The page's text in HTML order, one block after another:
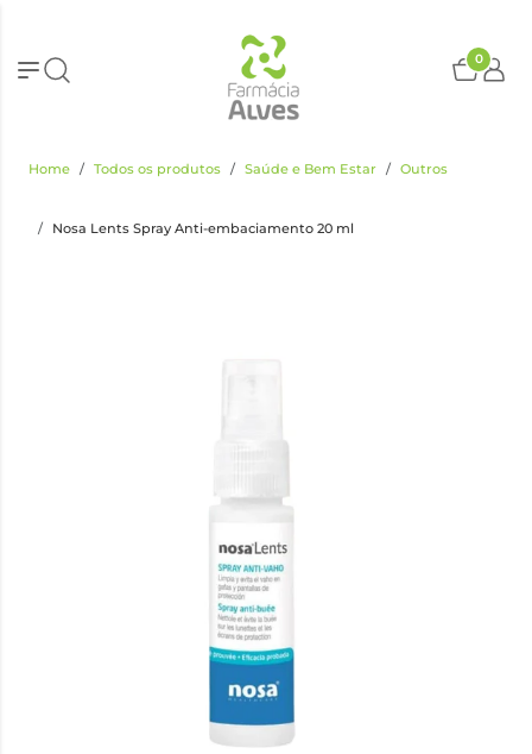
0
Home Todos os produtos Saúde e Bem Estar Outros
Nosa Lents Spray Anti-embaciamento 20 ml